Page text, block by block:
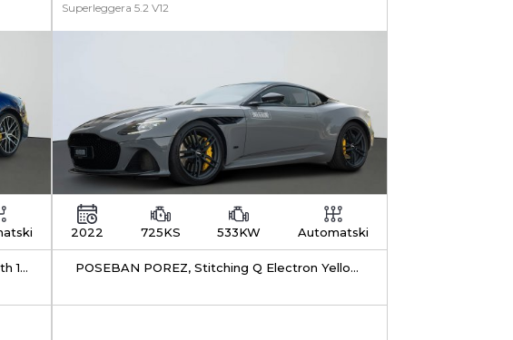
19
Superleggera 5.2 V12
2022 725KS 533KW Automatski
POSEBAN POREZ, Stitching Q Electron Yellow,